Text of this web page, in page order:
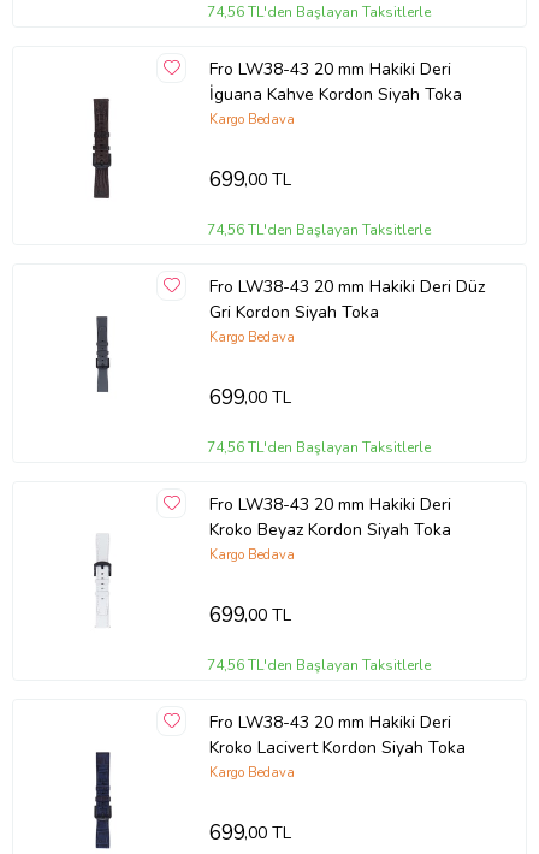
74,56 TL'den Başlayan Taksitlerle
Fro LW38-43 20 mm Hakiki Deri
İguana Kahve Kordon Siyah Toka
Kargo Bedava
699,00 TL
74,56 TL'den Başlayan Taksitlerle
Fro LW38-43 20 mm Hakiki Deri Düz
Gri Kordon Siyah Toka
Kargo Bedava
699,00 TL
74,56 TL'den Başlayan Taksitlerle
Fro LW38-43 20 mm Hakiki Deri
Kroko Beyaz Kordon Siyah Toka
Kargo Bedava
699,00 TL
74,56 TL'den Başlayan Taksitlerle
Fro LW38-43 20 mm Hakiki Deri
Kroko Lacivert Kordon Siyah Toka
Kargo Bedava
699,00 TL